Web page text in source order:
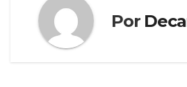
Por